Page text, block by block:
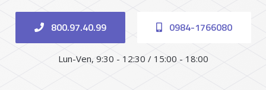
800.97.40.99 0984-1766080
Lun-Ven, 9:30 - 12:30 / 15:00 - 18:00